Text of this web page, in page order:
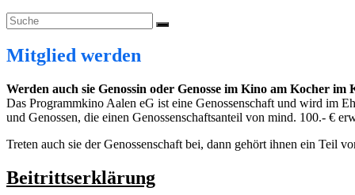
Mitglied werden
Werden auch sie Genossin oder Genosse im Kino am Kocher
Das Programmkino Aalen eG ist eine Genossenschaft und wird im
und Genossen, die einen Genossenschaftsanteil von mind. 100.- €
Treten auch sie der Genossenschaft bei, dann gehört ihnen ein Teil
Beitrittserklärung